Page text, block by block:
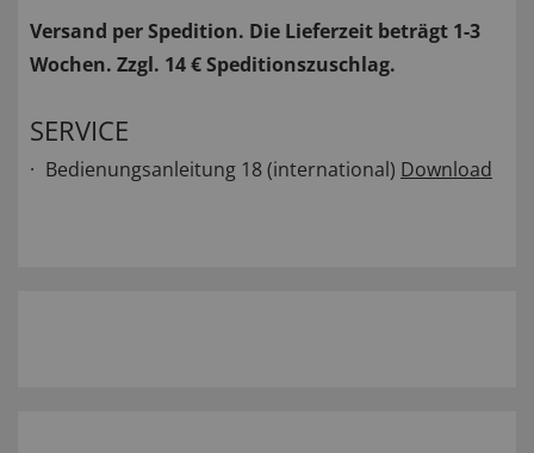
Versand per Spedition. Die Lieferzeit beträgt 1-3
Wochen. Zzgl. 14 € Speditionszuschlag.
SERVICE
Bedienungsanleitung 18 (international) Download